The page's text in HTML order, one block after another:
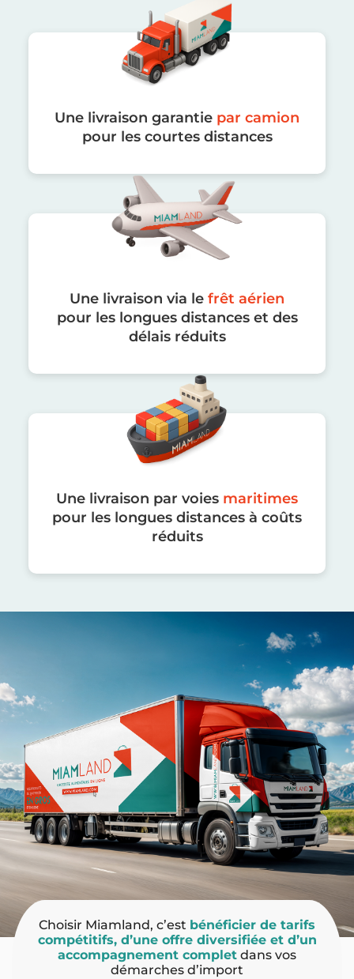
Une livraison garantie par camion
pour les courtes distances
Une livraison via le frêt aérien
pour les longues distances et des
délais réduits
Une livraison par voies maritimes
pour les longues distances à coûts
réduits
Choisir Miamland, c’est bénéficier de tarifs
compétitifs, d’une offre diversifiée et d’un
accompagnement complet dans vos
démarches d’import